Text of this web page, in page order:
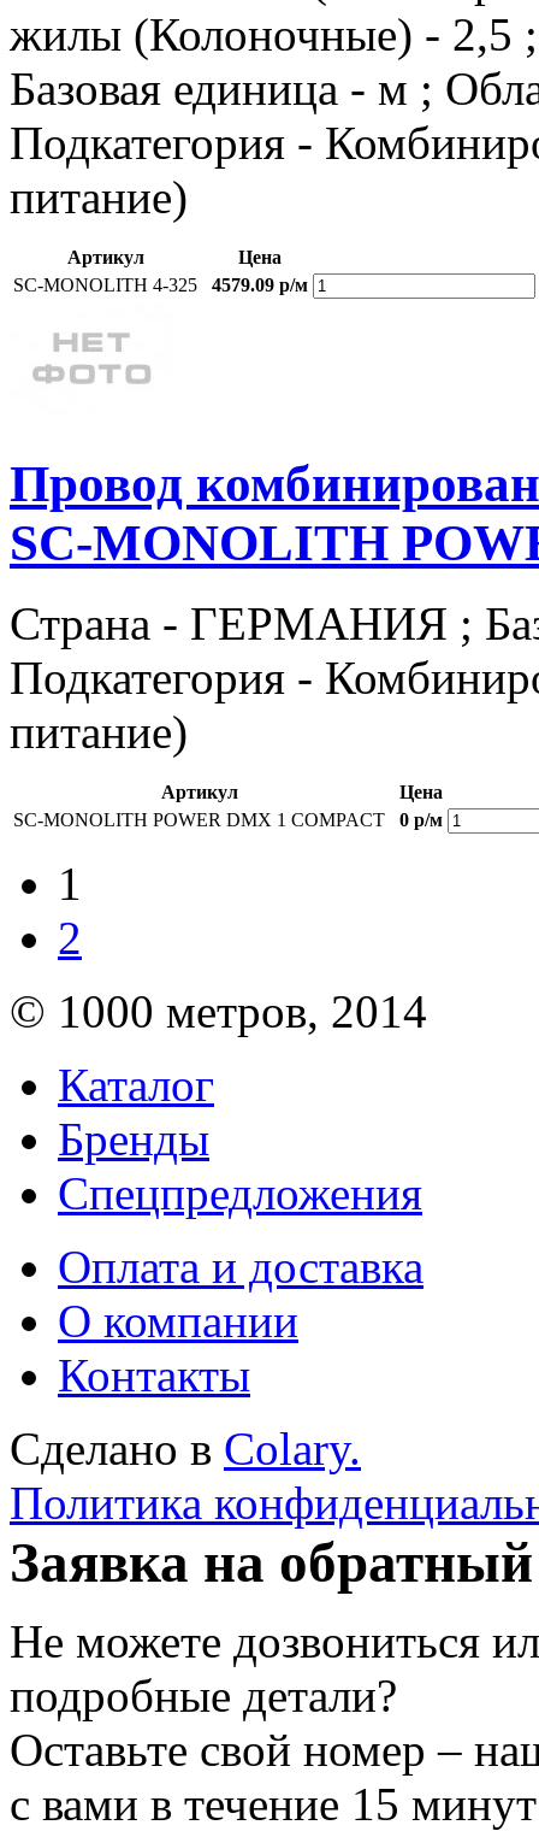
жилы (Колоночные) -
Базовая единица - м ;
Подкатегория -
питание)
Артикул
Цена
SC-MONOLITH 4-325
4579.09 р/м
Провод
SC-MONOLITH
Страна - ГЕРМАНИЯ ;
Подкатегория -
питание)
Артикул
Цена
SC-MONOLITH POWER DMX 1 COMPACT
0 р/м
1
2
© 1000 метров, 2014
Каталог
Бренды
Спецпредложения
Оплата и доставка
О компании
Контакты
Сделано в Colary.
Политика
Заявка на
Не можете дозвониться
подробные детали?
Оставьте свой номер –
с вами в течение 15